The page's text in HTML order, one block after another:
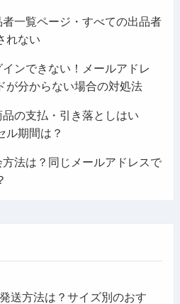
一覧ページ・すべての出品者
れない
ンできない！メールアドレ
が分からない場合の対処法
の支払・引き落としはい
ル期間は？
法は？同じメールアドレスで
送方法は？サイズ別のおす